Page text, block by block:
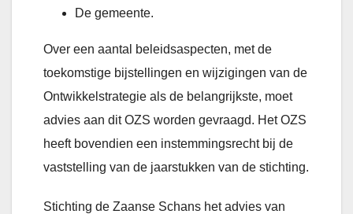
De gemeente.
Over een aantal beleidsaspecten, met de
toekomstige bijstellingen en wijzigingen van de
Ontwikkelstrategie als de belangrijkste, moet
advies aan dit OZS worden gevraagd. Het OZS
heeft bovendien een instemmingsrecht bij de
vaststelling van de jaarstukken van de stichting.
Stichting de Zaanse Schans het advies van